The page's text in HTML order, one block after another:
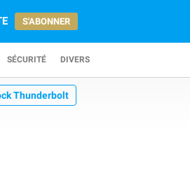
S'ABONNER
SÉCURITÉ DIVERS
Thunderbolt